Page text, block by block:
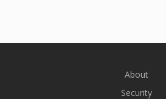
About
Security